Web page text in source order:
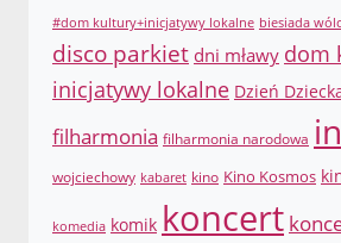
#dom kultury+inicjatywy lokalne biesiada
disco parkiet dni mławy dom
inicjatywy lokalne Dzień
filharmonia filharmonia narodowa
wojciechowy kabaret kino Kino Kosmos
komedia komik koncert